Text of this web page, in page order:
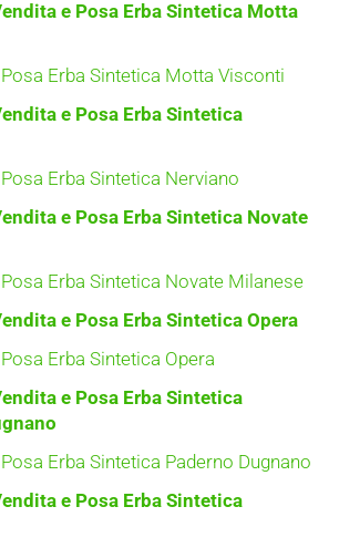
e Posa Erba Sintetica Motta
Erba Sintetica Motta Visconti
e Posa Erba Sintetica
Erba Sintetica Nerviano
e Posa Erba Sintetica Novate
Erba Sintetica Novate Milanese
e Posa Erba Sintetica Opera
Erba Sintetica Opera
e Posa Erba Sintetica
Erba Sintetica Paderno Dugnano
e Posa Erba Sintetica